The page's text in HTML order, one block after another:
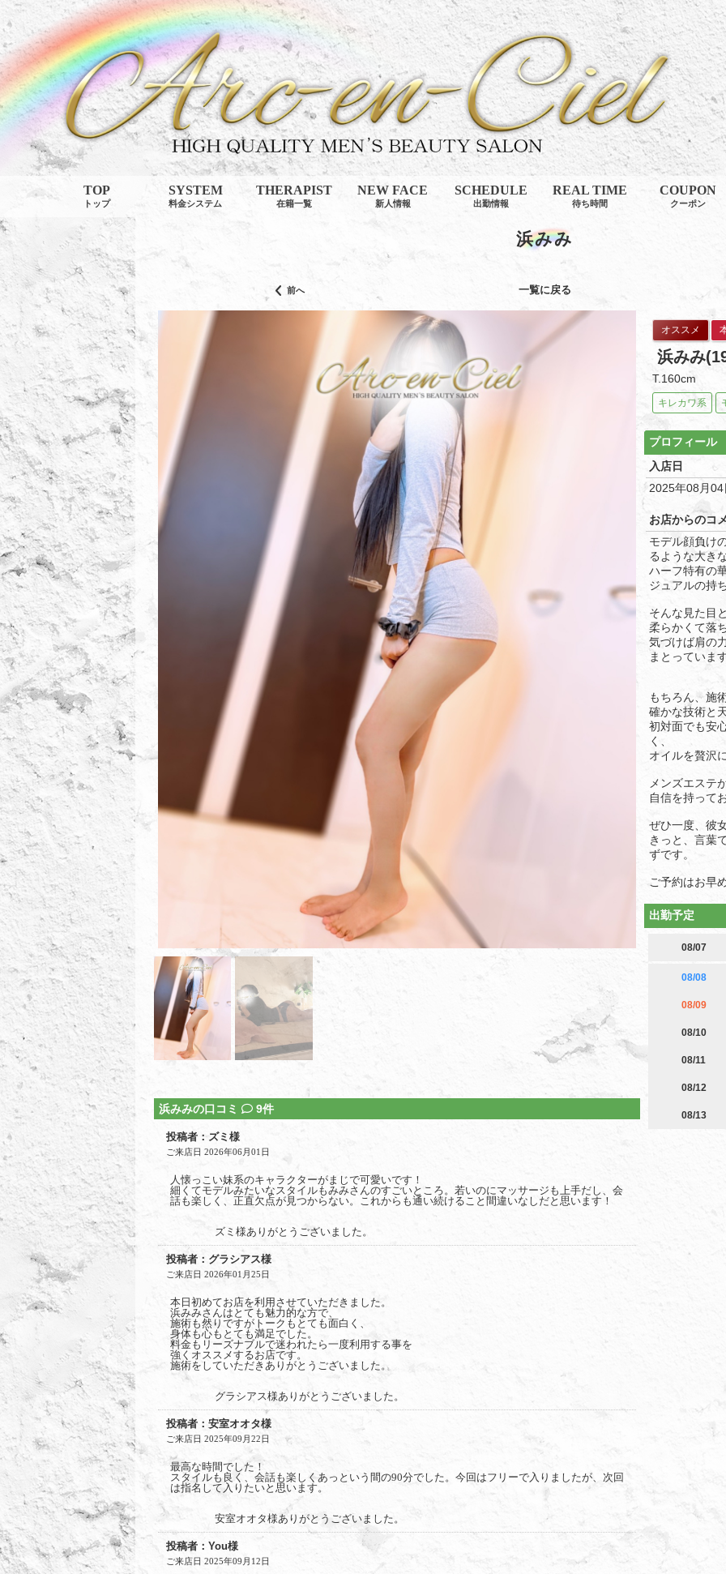
TOP
トップ
SYSTEM
料金システム
THERAPIST
在籍一覧
NEW FACE
新人情報
SCHEDULE
出勤情報
REAL TIME
待ち時間
COUPON
クーポン
浜みみ
前へ 一覧に戻る
浜みみの口コミ 9件
投稿者：ズミ様
ご来店日 2026年06月01日
人懐っこい妹系のキャラクターがまじで可愛いです！
細くてモデルみたいなスタイルもみみさんのすごいところ。若いのにマッサージも上手だし、会
話も楽しく、正直欠点が見つからない。これからも通い続けること間違いなしだと思います！
ズミ様ありがとうございました。
投稿者：グラシアス様
ご来店日 2026年01月25日
本日初めてお店を利用させていただきました。
浜みみさんはとても魅力的な方で、
施術も然りですがトークもとても面白く、
身体も心もとても満足でした。
料金もリーズナブルで迷われたら一度利用する事を
強くオススメするお店です。
施術をしていただきありがとうございました。
グラシアス様ありがとうございました。
投稿者：安室オオタ様
ご来店日 2025年09月22日
最高な時間でした！
スタイルも良く、会話も楽しくあっという間の90分でした。今回はフリーで入りましたが、次回
は指名して入りたいと思います。
安室オオタ様ありがとうございました。
投稿者：You様
ご来店日 2025年09月12日
オススメ
浜みみ
T.160cm
キレカワ系
プロフィール
入店日
2025年08月04
お店からのコ
モデル顔負け
るような大き
ハーフ特有の
ジュアルの持
そんな見た目
柔らかくて落
気づけば肩の
まとっていま
もちろん、施
確かな技術と
初対面でも安
く、
オイルを贅沢
メンズエステ
自信を持って
ぜひ一度、彼
きっと、言葉
ずです。
ご予約はお早
出勤予定
08/07
08/08
08/09
08/10
08/11
08/12
08/13